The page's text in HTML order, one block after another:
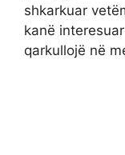
shkarkuar
kanë
qarkullojë në